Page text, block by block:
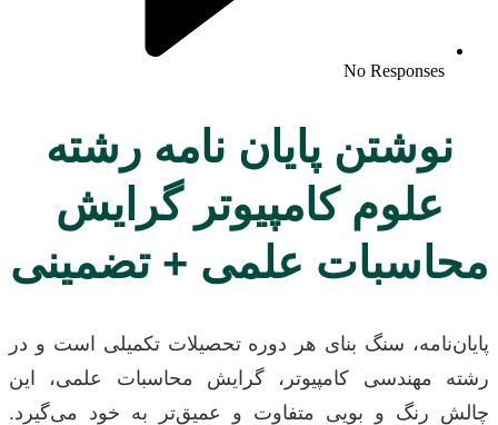
No Responses
نوشتن پایان نامه رشته
علوم کامپیوتر گرایش
محاسبات علمی + تضمینی
پایان‌نامه، سنگ بنای هر دوره تحصیلات تکمیلی است و در
رشته مهندسی کامپیوتر، گرایش محاسبات علمی، این
چالش رنگ و بویی متفاوت و عمیق‌تر به خود می‌گیرد.